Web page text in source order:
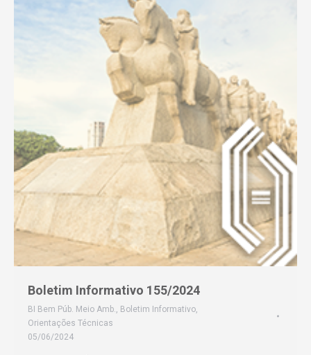
Boletim Informativo 155/2024
BI Bem Púb. Meio Amb., Boletim Informativo,
Orientações Técnicas
05/06/2024